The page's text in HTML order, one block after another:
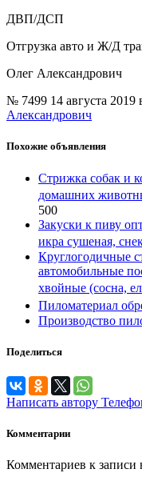
ДВП/ДСП
Отгрузка авто и Ж/Д
Олег Александрович
№ 7499 14 августа
Александрович
Похожие объявления
Стрижка собак и
домашних
500
Закуски к пиву
икра сушеная,
Круглогодичные
автомобильные
хвойные (сосна,
Пиломатериал
Производство
Поделиться
Написать автору
Комментарии
Комментариев к